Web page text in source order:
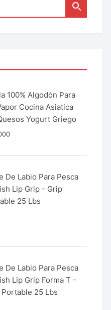
100% Algodón Para
Cocina Asiatica
Yogurt Griego
De Labio Para Pesca
Lip Grip - Grip
25 Lbs
De Labio Para Pesca
Lip Grip Forma T -
25 Lbs